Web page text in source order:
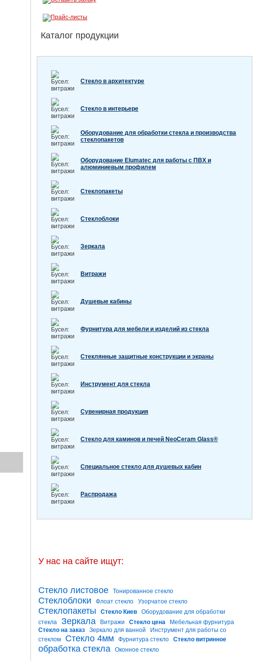
Каталог продукции
Стекло в архитектуре
Стекло в интерьере
Оборудование для обработки стекла и производства
стеклопакетов
Оборудование Elumatec для работы с ПВХ и
алюминиевым профилем
Стеклопакеты
Стеклоблоки
Зеркала
Витражи
Душевые кабины
Фурнитура для мебели и изделий из стекла
Стеклянные защитные конструкции и экраны
Инструмент для стекла
Сувенирная продукция
Стекло для каминов и печей NeoCeram Glass®
Специальное стекло для душевых кабин
Распродажа
У нас на сайте ищут:
Стекло листовое Тонированное стекло
Стеклоблоки Флоат стекло Узорчатое стекло
Стеклопакеты Стекло Киев
Оборудование для обработки
стекла
Зеркала Витражи Стекло цена
Мебельная фурнитура
Стекло на заказ
Зеркало для ванной
Инструмент для работы со
стеклом
Стекло 4мм Фурнитура стекло Стекло витринное
обработка стекла Оконное стекло